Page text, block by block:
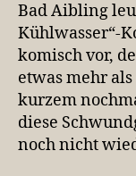
Bad Aibling
Kühlwasser“-
komisch vor,
etwas mehr
kurzem
diese
noch nicht